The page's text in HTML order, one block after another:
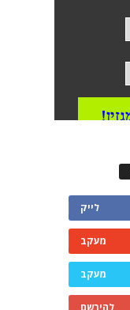
לייק
מעקב
מעקב